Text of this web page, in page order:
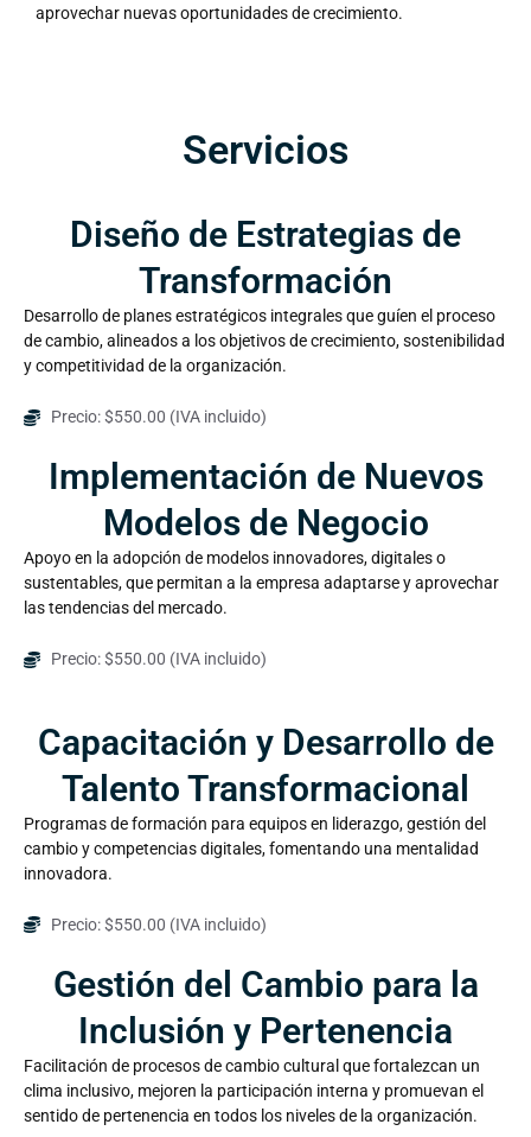
aprovechar nuevas oportunidades de crecimiento.
Servicios
Diseño de Estrategias de
Transformación
Desarrollo de planes estratégicos integrales que guíen el proceso
de cambio, alineados a los objetivos de crecimiento, sostenibilidad
y competitividad de la organización.
Precio: $550.00 (IVA incluido)
Implementación de Nuevos
Modelos de Negocio
Apoyo en la adopción de modelos innovadores, digitales o
sustentables, que permitan a la empresa adaptarse y aprovechar
las tendencias del mercado.
Precio: $550.00 (IVA incluido)
Capacitación y Desarrollo de
Talento Transformacional
Programas de formación para equipos en liderazgo, gestión del
cambio y competencias digitales, fomentando una mentalidad
innovadora.
Precio: $550.00 (IVA incluido)
Gestión del Cambio para la
Inclusión y Pertenencia
Facilitación de procesos de cambio cultural que fortalezcan un
clima inclusivo, mejoren la participación interna y promuevan el
sentido de pertenencia en todos los niveles de la organización.